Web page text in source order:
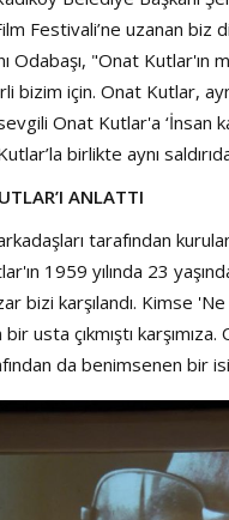
Festivali’ne uzanan biz
Odabaşı, "Onat Kutlar'ın
bizim için. Onat Kutlar,
Onat Kutlar'a ‘İnsan
birlikte aynı
ANLATTI
tarafından
1959 yılında 23
bizi karşılandı. Kimse
usta çıkmıştı
da benimsenen bir